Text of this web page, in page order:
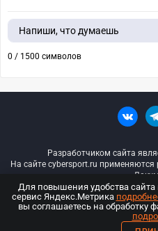
Напиши, что думаешь
0 / 1500 символов
Разработчиком сайта
На сайте cybersport.ru применяются
© ООО
Для повышения удобства
сервис Яндекс.Метрика
вы соглашаетесь на обработку